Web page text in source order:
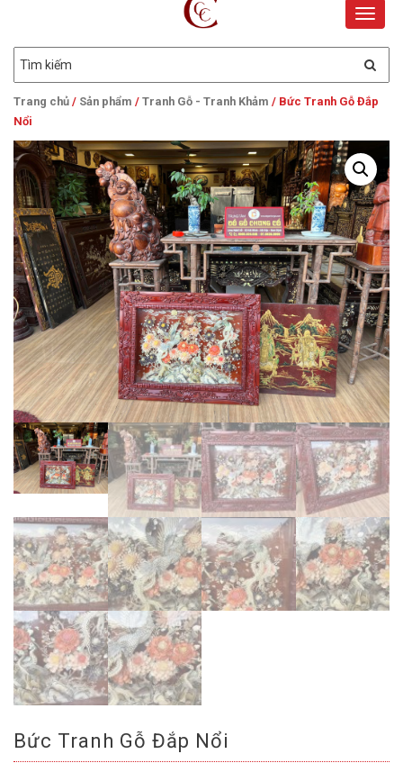
Toggle
Trang chủ / Sản phẩm / Tranh Gỗ - Tranh Khảm / Bức Tranh Gỗ Đắp
Nổi
Bức Tranh Gỗ Đắp Nổi